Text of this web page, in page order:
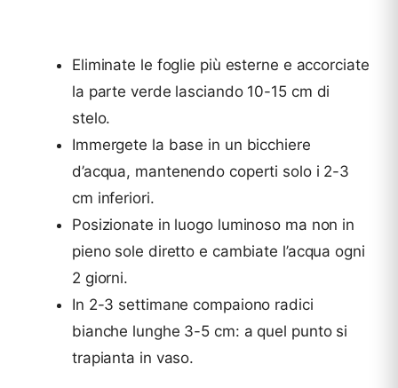
Eliminate le foglie più esterne e accorciate
la parte verde lasciando 10-15 cm di
stelo.
Immergete la base in un bicchiere
d’acqua, mantenendo coperti solo i 2-3
cm inferiori.
Posizionate in luogo luminoso ma non in
pieno sole diretto e cambiate l’acqua ogni
2 giorni.
In 2-3 settimane compaiono radici
bianche lunghe 3-5 cm: a quel punto si
trapianta in vaso.